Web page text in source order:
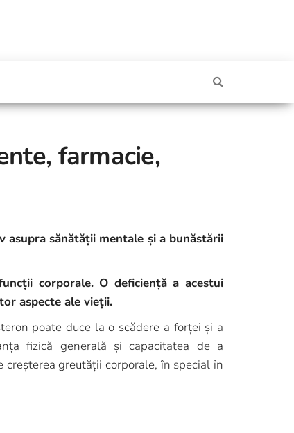
farmacie,
asupra sănătății mentale și a bunăstării
corporale. O deficiență a acestui
aspecte ale vieții.
poate duce la o scădere a forței și a
fizică generală și capacitatea de a
greutății corporale, în special în